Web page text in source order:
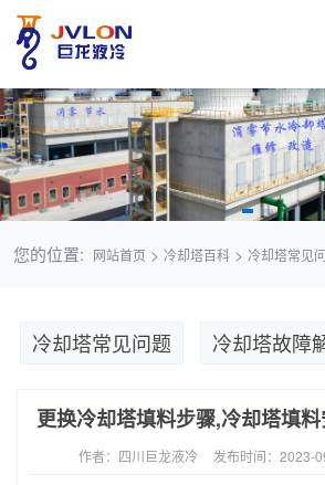
您的位置: 网站首页 > 冷却塔百科> 冷却塔常见
冷却塔常见问题 冷却塔故障
更换冷却塔填料步骤,冷却塔填
作者：四川巨龙液冷 发布时间：2023-